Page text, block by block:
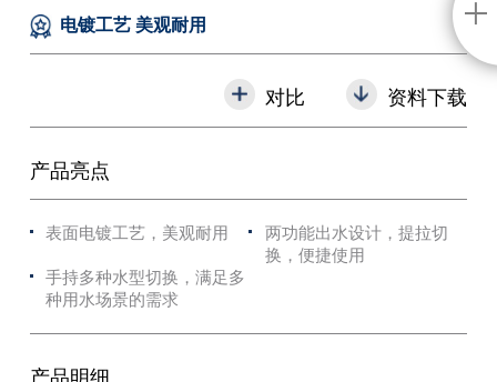
电镀工艺 美观耐用
资料下载
对比
产品亮点
表面电镀工艺，美观耐用
两功能出水设计，提拉切
换，便捷使用
手持多种水型切换，满足多
种用水场景的需求
产品明细